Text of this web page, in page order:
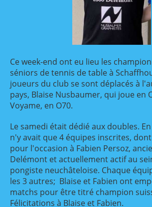
Ce week-end ont eu lieu les
séniors de tennis de table à
joueurs du club se sont déplacés à
pays, Blaise Nusbaumer, qui joue en
Voyame, en O70.
Le samedi était dédié aux doubles.
n'y avait que 4 équipes inscrites,
pour l'occasion à Fabien Persoz,
Delémont et actuellement actif au
pongiste neuchâteloise. Chaque
les 3 autres; Blaise et Fabien ont
matchs pour être titré champion
Félicitations à Blaise et Fabien.